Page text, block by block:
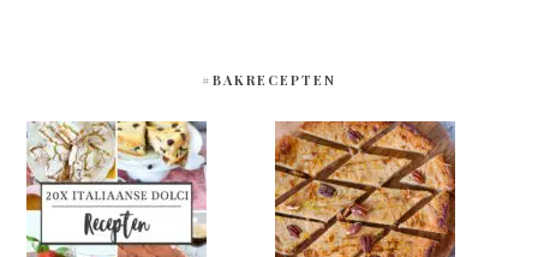
#BAKRECEPTEN